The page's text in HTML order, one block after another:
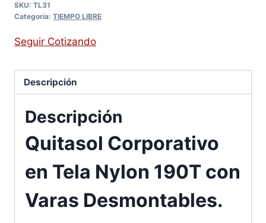
SKU: TL31
Categoría: TIEMPO LIBRE
Seguir Cotizando
Descripción
Descripción
Quitasol Corporativo
en Tela Nylon 190T con
Varas Desmontables.